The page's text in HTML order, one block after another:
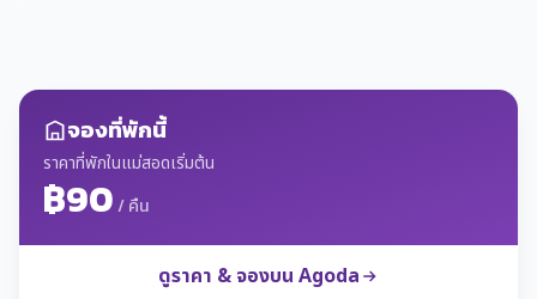
จองที่พักนี้
ราคาที่พักในแม่สอดเริ่มต้น
฿90/ คืน
ดูราคา & จองบน Agoda